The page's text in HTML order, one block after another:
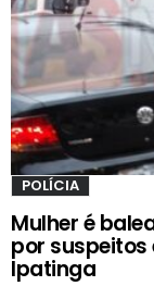
POLÍCIA
Mulher é
por suspeitos
Ipatinga